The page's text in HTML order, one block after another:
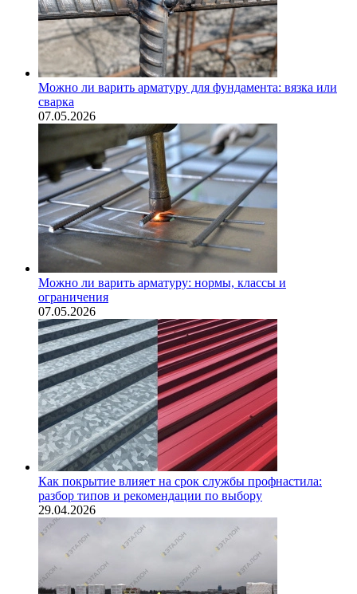
Можно ли варить арматуру для фундамента: вязка или
сварка
07.05.2026
Можно ли варить арматуру: нормы, классы и
ограничения
07.05.2026
Как покрытие влияет на срок службы профнастила:
разбор типов и рекомендации по выбору
29.04.2026